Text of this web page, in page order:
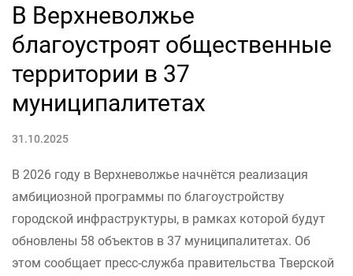
В Верхневолжье
благоустроят общественные
территории в 37
муниципалитетах
31.10.2025
В 2026 году в Верхневолжье начнётся реализация
амбициозной программы по благоустройству
городской инфраструктуры, в рамках которой будут
обновлены 58 объектов в 37 муниципалитетах. Об
этом сообщает пресс-служба правительства Тверской